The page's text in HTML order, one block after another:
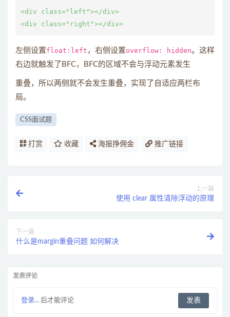
<div class="left"></div>
左侧设置float:left ，右侧设置overflow: hidden。这样
右边就触发了BFC，BFC的区域不会与浮动元素发生
重叠，所以两侧就不会发生重叠，实现了自适应两栏布
局。
CSS面试题
打赏 收藏 海报挣佣金 推广链接
上一篇
使用 clear 属性清除浮动的原理
下一篇
什么是margin重叠问题 如何解决
发表评论
登录... 后才能评论